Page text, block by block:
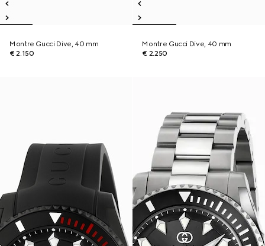
Montre Gucci Dive, 40 mm
€ 2.150
Montre Gucci Dive, 40 mm
€ 2.250